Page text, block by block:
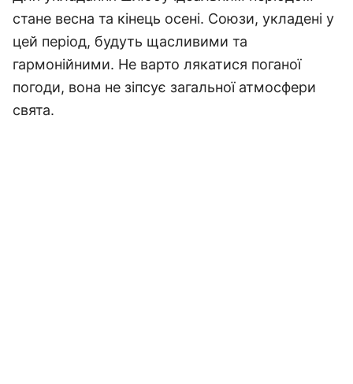
стане весна та кінець осені. Союзи, укладені у
цей період, будуть щасливими та
гармонійними. Не варто лякатися поганої
погоди, вона не зіпсує загальної атмосфери
свята.